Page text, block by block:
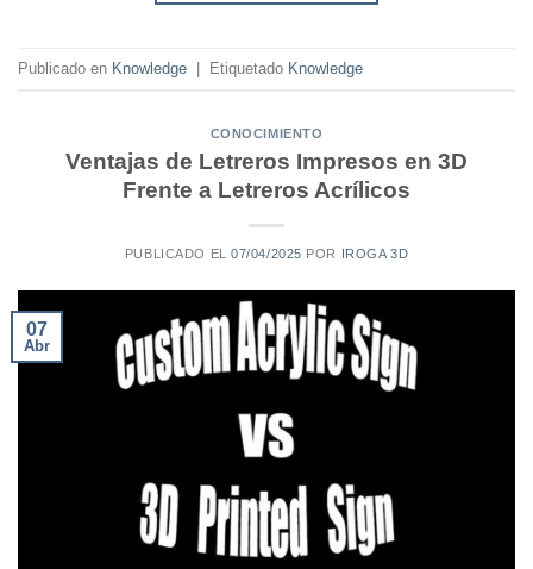
Publicado en Knowledge Etiquetado Knowledge
CONOCIMIENTO
Ventajas de Letreros Impresos en 3D
Frente a Letreros Acrílicos
PUBLICADO EL07/04/2025 POR IROGA 3D
07
Abr